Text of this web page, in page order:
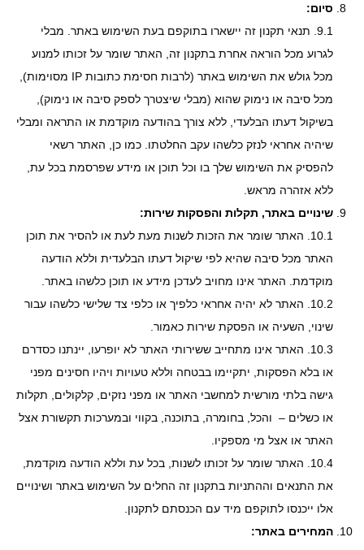
סיום:
9.1. תנאי תקנון זה יישארו בתוקפם בעת השימוש באתר. מבלי
לגרוע מכל הוראה אחרת בתקנון זה, האתר שומר על זכותו למנוע
מכל גולש את השימוש באתר (לרבות חסימת כתובות IP מסוימות),
מכל סיבה או נימוק שהוא (מבלי שיצטרך לספק סיבה או נימוק),
בשיקול דעתו הבלעדי, ללא צורך בהודעה מוקדמת או התראה ומבלי
שיהיה אחראי לנזק כלשהו עקב החלטתו. כמו כן, האתר רשאי
להפסיק את השימוש שלך בו וכל תוכן או מידע שפרסמת בכל עת,
ללא אזהרה מראש.
שינויים באתר, תקלות והפסקות שירות:
10.1. האתר שומר את הזכות לשנות מעת לעת או להסיר את תוכן
האתר מכל סיבה שהיא לפי שיקול דעתו הבלעדית וללא הודעה
מוקדמת. האתר אינו מחויב לעדכן מידע או תוכן כלשהו באתר.
10.2. האתר לא יהיה אחראי כלפיך או כלפי צד שלישי כלשהו עבור
שינוי, השעיה או הפסקת שירות כאמור.
10.3. האתר אינו מתחייב ששירותי האתר לא יופרעו, יינתנו כסדרם
או בלא הפסקות, יתקיימו בבטחה וללא טעויות ויהיו חסינים מפני
גישה בלתי מורשית למחשבי האתר או מפני נזקים, קלקולים, תקלות
או כשלים – והכל, בחומרה, בתוכנה, בקווי ובמערכות תקשורת אצל
האתר או אצל מי מספקיו.
10.4. האתר שומר על זכותו לשנות, בכל עת וללא הודעה מוקדמת,
את התנאים וההתניות בתקנון זה החלים על השימוש באתר ושינויים
אלו ייכנסו לתוקפם מיד עם הכנסתם לתקנון.
המחירים באתר: